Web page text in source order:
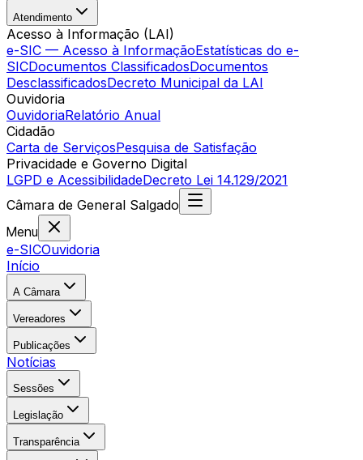
Atendimento
Acesso à Informação (LAI)
e-SIC — Acesso à InformaçãoEstatísticas do e-
SICDocumentos ClassificadosDocumentos
DesclassificadosDecreto Municipal da LAI
Ouvidoria
OuvidoriaRelatório Anual
Cidadão
Carta de ServiçosPesquisa de Satisfação
Privacidade e Governo Digital
LGPD e AcessibilidadeDecreto Lei 14.129/2021
Câmara de General Salgado
Menu
e-SICOuvidoria
Início
A Câmara
Vereadores
Publicações
Notícias
Sessões
Legislação
Transparência